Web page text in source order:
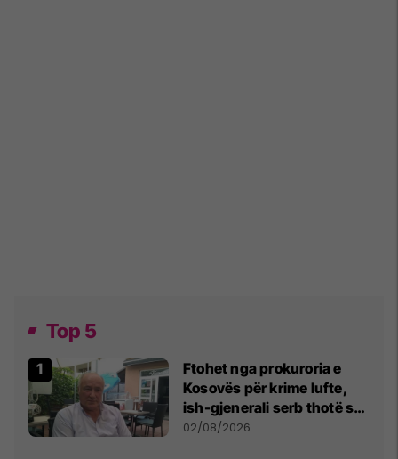
Top 5
Ftohet nga prokuroria e
Kosovës për krime lufte,
ish-gjenerali serb thotë se
dikush e tradhtoi në
02/08/2026